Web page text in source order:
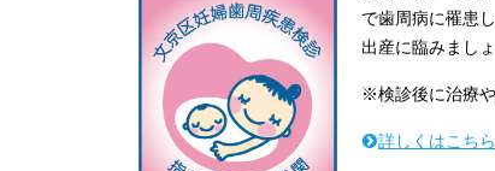
で歯周病に罹患
出産に臨みましょ
※検診後に治療
詳しくはこちら